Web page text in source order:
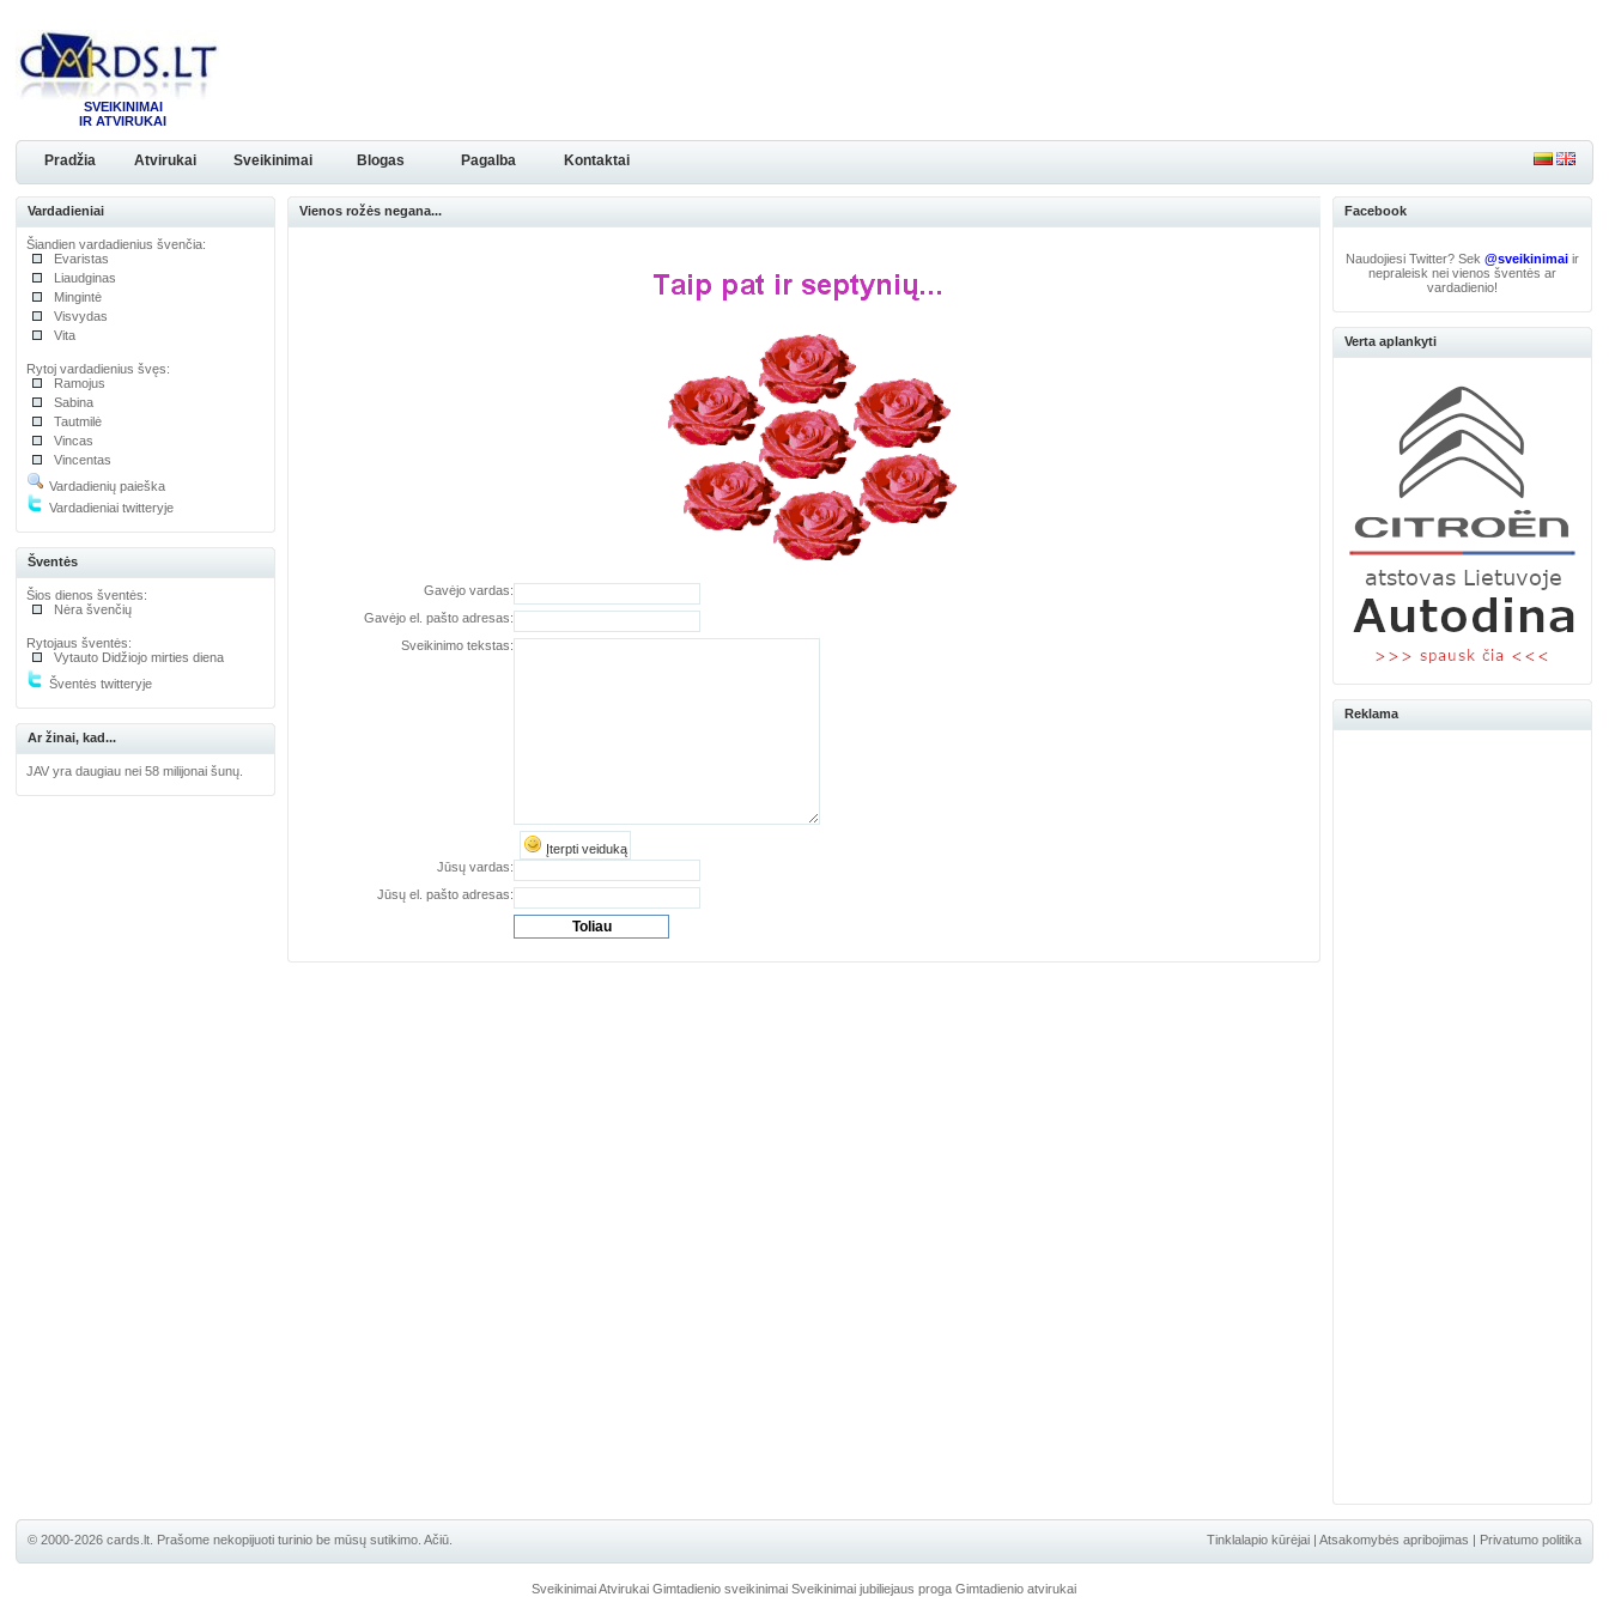
SVEIKINIMAI
IR ATVIRUKAI
Pradžia Atvirukai Sveikinimai Blogas Pagalba Kontaktai
Vardadieniai
Šiandien vardadienius švenčia:
Evaristas
Liaudginas
Mingintė
Visvydas
Vita
Rytoj vardadienius švęs:
Ramojus
Sabina
Tautmilė
Vincas
Vincentas
Vardadienių paieška
Vardadieniai twitteryje
Šventės
Šios dienos šventės:
Nėra švenčių
Rytojaus šventės:
Vytauto Didžiojo mirties diena
Šventės twitteryje
Ar žinai, kad...
JAV yra daugiau nei 58 milijonai šunų.
Vienos rožės negana...
Gavėjo vardas:
Gavėjo el. pašto adresas:
Sveikinimo tekstas:
Įterpti veiduką
Jūsų vardas:
Jūsų el. pašto adresas:
Facebook
Naudojiesi Twitter? Sek@sveikinimai ir
nepraleisk nei vienos šventės ar
vardadienio!
Verta aplankyti
Reklama
Tinklalapio kūrėjai| Atsakomybės apribojimas | Privatumo politika
© 2000-2026 cards.lt. Prašome nekopijuoti turinio be mūsų sutikimo. Ačiū.
Sveikinimai Atvirukai Gimtadienio sveikinimai Sveikinimai jubiliejaus proga Gimtadienio atvirukai